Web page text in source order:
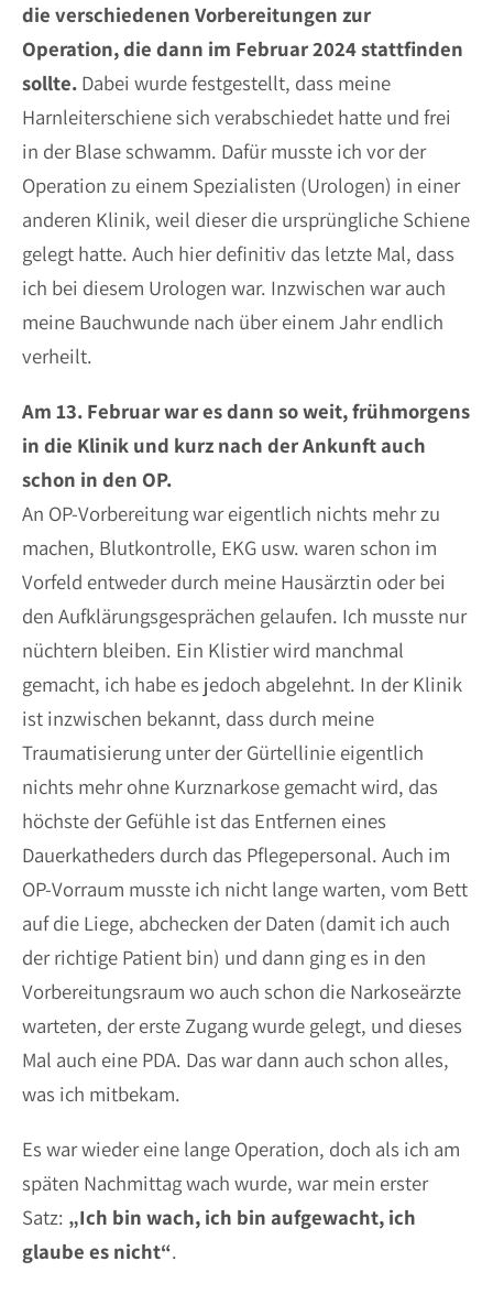
die verschiedenen Vorbereitungen zur
Operation, die dann im Februar 2024 stattfinden
sollte. Dabei wurde festgestellt, dass meine
Harnleiterschiene sich verabschiedet hatte und frei
in der Blase schwamm. Dafür musste ich vor der
Operation zu einem Spezialisten (Urologen) in einer
anderen Klinik, weil dieser die ursprüngliche Schiene
gelegt hatte. Auch hier definitiv das letzte Mal, dass
ich bei diesem Urologen war. Inzwischen war auch
meine Bauchwunde nach über einem Jahr endlich
verheilt.
Am 13. Februar war es dann so weit, frühmorgens
in die Klinik und kurz nach der Ankunft auch
schon in den OP.
An OP-Vorbereitung war eigentlich nichts mehr zu
machen, Blutkontrolle, EKG usw. waren schon im
Vorfeld entweder durch meine Hausärztin oder bei
den Aufklärungsgesprächen gelaufen. Ich musste nur
nüchtern bleiben. Ein Klistier wird manchmal
gemacht, ich habe es jedoch abgelehnt. In der Klinik
ist inzwischen bekannt, dass durch meine
Traumatisierung unter der Gürtellinie eigentlich
nichts mehr ohne Kurznarkose gemacht wird, das
höchste der Gefühle ist das Entfernen eines
Dauerkatheders durch das Pflegepersonal. Auch im
OP-Vorraum musste ich nicht lange warten, vom Bett
auf die Liege, abchecken der Daten (damit ich auch
der richtige Patient bin) und dann ging es in den
Vorbereitungsraum wo auch schon die Narkoseärzte
warteten, der erste Zugang wurde gelegt, und dieses
Mal auch eine PDA. Das war dann auch schon alles,
was ich mitbekam.
Es war wieder eine lange Operation, doch als ich am
späten Nachmittag wach wurde, war mein erster
Satz: „Ich bin wach, ich bin aufgewacht, ich
glaube es nicht“.